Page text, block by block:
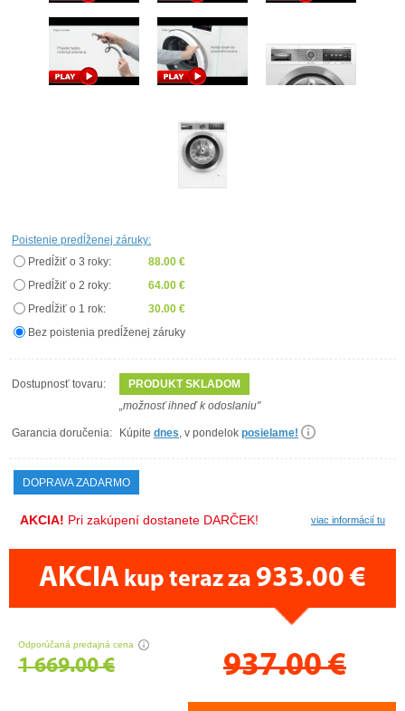
Poistenie predĺženej záruky:
Predĺžiť o 3 roky:
88.00 €
Predĺžiť o 2 roky:
64.00 €
Predĺžiť o 1 rok:
30.00 €
Bez poistenia predĺženej záruky
Dostupnosť tovaru:
PRODUKT SKLADOM
„možnosť ihneď k odoslaniu"
Garancia doručenia: Kúpite dnes, v pondelok posielame!
DOPRAVA ZADARMO
AKCIA! Pri zakúpení dostanete DARČEK! viac informácií tu
AKCIA kup teraz za 933.00 €
Odporúčaná predajná cena
1 669.00 € 937.00€